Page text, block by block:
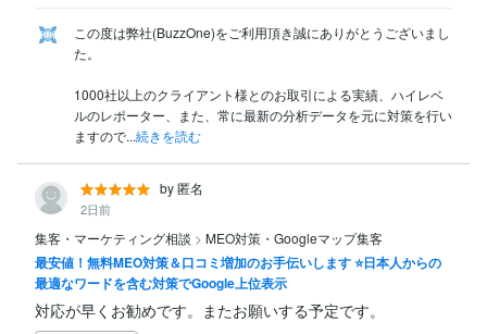
この度は弊社(BuzzOne)をご利用頂き誠にありがとうございまし
た。
1000社以上のクライアント様とのお取引による実績、ハイレベ
ルのレポーター、また、常に最新の分析データを元に対策を行い
ますので...続きを読む
by 匿名
2日前
集客・マーケティング相談 > MEO対策・Googleマップ集客
最安値！無料MEO対策＆口コミ増加のお手伝いします ⭐️日本人からの
最適なワードを含む対策でGoogle上位表示
対応が早くお勧めです。またお願いする予定です。